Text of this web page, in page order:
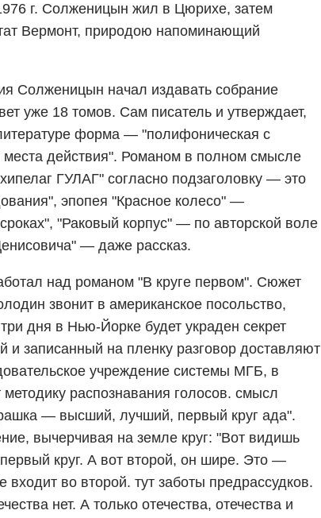
г. Солженицын жил в Цюрихе, затем
Вермонт, природою напоминающий
Солженицын начал издавать собрание
уже 18 томов. Сам писатель и утверждает,
форма — "полифоническая с
действия". Романом в полном смысле
ГУЛАГ" согласно подзаголовку — это
эпопея "Красное колесо" —
"Раковый корпус" — по авторской воле
— даже рассказ.
над романом "В круге первом". Сюжет
звонит в американское посольство,
дня в Нью-Йорке будет украден секрет
записанный на пленку разговор доставляют
учреждение системы МГБ, в
распознавания голосов. смысл
— высший, лучший, первый круг ада".
вычерчивая на земле круг: "Вот видишь
круг. А вот второй, он шире. Это —
входит во второй. тут заботы предрассудков.
нет. А только отечества, отечества и